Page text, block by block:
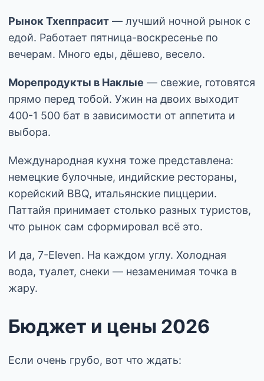
Рынок Тхеппрасит — лучший ночной рынок с
едой. Работает пятница-воскресенье по
вечерам. Много еды, дёшево, весело.
Морепродукты в Наклые — свежие, готовятся
прямо перед тобой. Ужин на двоих выходит
400-1 500 бат в зависимости от аппетита и
выбора.
Международная кухня тоже представлена:
немецкие булочные, индийские рестораны,
корейский BBQ, итальянские пиццерии.
Паттайя принимает столько разных туристов,
что рынок сам сформировал всё это.
И да, 7-Eleven. На каждом углу. Холодная
вода, туалет, снеки — незаменимая точка в
жару.
Бюджет и цены 2026
Если очень грубо, вот что ждать: